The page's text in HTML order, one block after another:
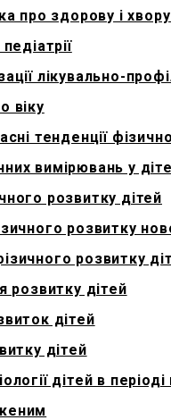
про здорову і
лікувально-
віку
тенденції
вимірювань у
розвитку дітей
розвитку
розвитку
розвитку дітей
дітей
дітей
дітей в